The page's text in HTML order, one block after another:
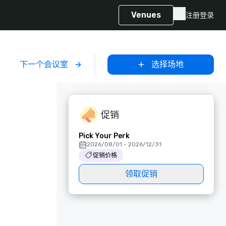
Venues 注册登录
下一个会议室 选择场地
促销
Pick Your Perk
2026/08/01 - 2026/12/31
促销价格
领取促销